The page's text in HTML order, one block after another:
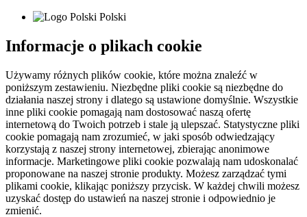
Polski
Informacje o plikach cookie
Używamy różnych plików cookie, które można znaleźć w
poniższym zestawieniu. Niezbędne pliki cookie są niezbędne do
działania naszej strony i dlatego są ustawione domyślnie. Wszystkie
inne pliki cookie pomagają nam dostosować naszą ofertę
internetową do Twoich potrzeb i stale ją ulepszać. Statystyczne pliki
cookie pomagają nam zrozumieć, w jaki sposób odwiedzający
korzystają z naszej strony internetowej, zbierając anonimowe
informacje. Marketingowe pliki cookie pozwalają nam udoskonalać
proponowane na naszej stronie produkty. Możesz zarządzać tymi
plikami cookie, klikając poniższy przycisk. W każdej chwili możesz
uzyskać dostęp do ustawień na naszej stronie i odpowiednio je
zmienić.